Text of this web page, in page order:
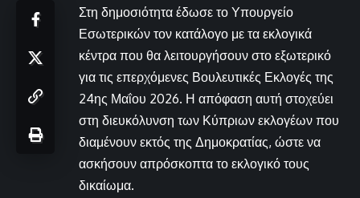
Στη δημοσιότητα έδωσε το Υπουργείο
Εσωτερικών τον κατάλογο με τα εκλογικά
κέντρα που θα λειτουργήσουν στο εξωτερικό
για τις επερχόμενες Βουλευτικές Εκλογές της
24ης Μαΐου 2026. Η απόφαση αυτή στοχεύει
στη διευκόλυνση των Κύπριων εκλογέων που
διαμένουν εκτός της Δημοκρατίας, ώστε να
ασκήσουν απρόσκοπτα το εκλογικό τους
δικαίωμα.